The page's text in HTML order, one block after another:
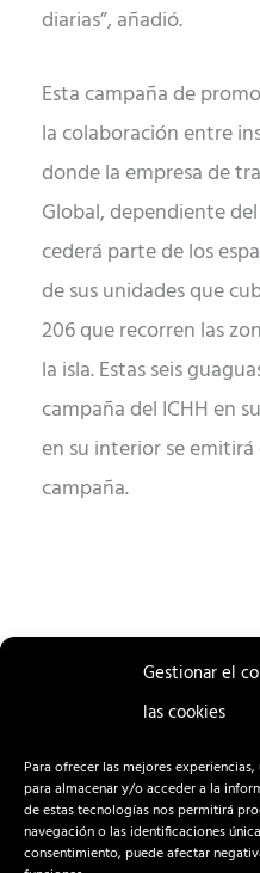
Gestionar el
las cookies
Para ofrecer las mejores
para almacenar y/o acceder a la
de estas tecnologías nos permitirá
navegación o las identificaciones
consentimiento, puede afectar
diarias”, añadió.
Esta campaña de
la colaboración entre
donde la empresa de
Global, dependiente
cederá parte de los
de sus unidades que
206 que recorren las
la isla. Estas seis
campaña del ICHH en
en su interior se
campaña.
ENTRADA